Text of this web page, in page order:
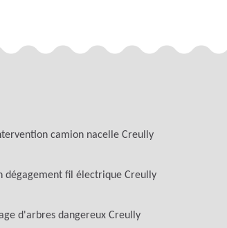
camion nacelle Creully
dégagement fil électrique Creully
d'arbres dangereux Creully